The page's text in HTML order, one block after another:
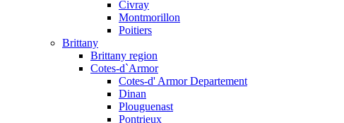
Civray
Montmorillon
Poitiers
Brittany
Brittany region
Cotes-d`Armor
Cotes-d' Armor Departement
Dinan
Plouguenast
Pontrieux